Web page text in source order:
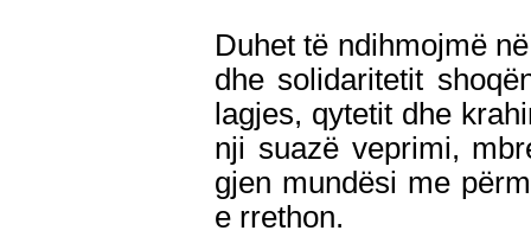
Duhet të ndihmojmë
dhe solidaritetit
lagjes, qytetit dhe
nji suazë veprimi,
gjen mundësi me
e rrethon.